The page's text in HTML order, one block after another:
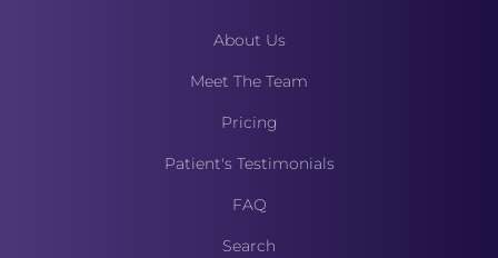
About Us
Meet The Team
Pricing
Patient's Testimonials
FAQ
Search